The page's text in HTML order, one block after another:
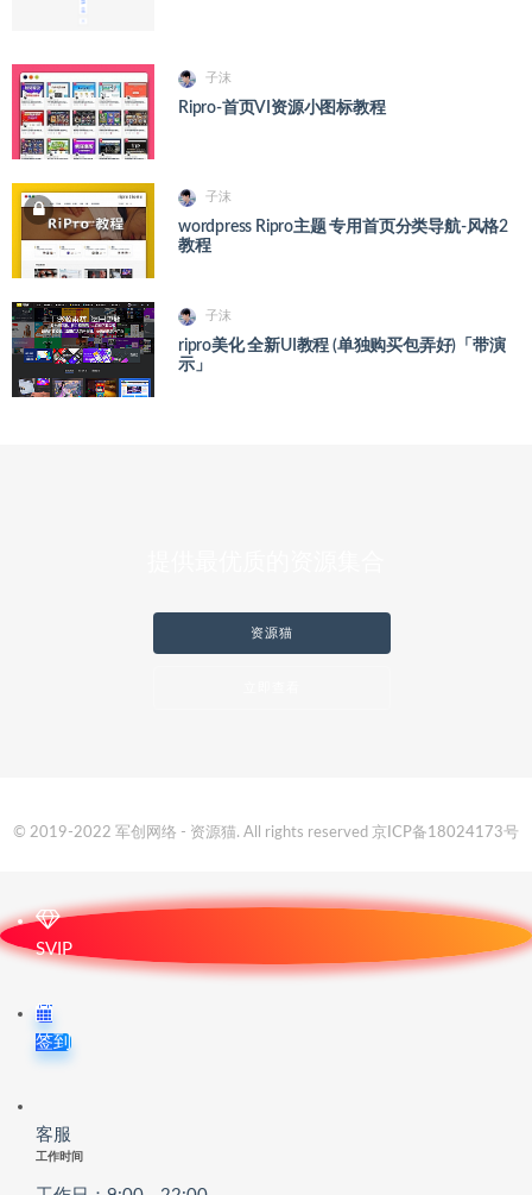
子沫
Ripro-首页VI资源小图标教程
子沫
wordpress Ripro主题 专用首页分类导航-风格2
教程
子沫
ripro美化 全新UI教程 (单独购买包弄好)「带演
示」
资源猫
© 2019-2022 军创网络 - 资源猫. All rights reserved 京ICP备18024173号
SVIP
签到
客服
工作时间